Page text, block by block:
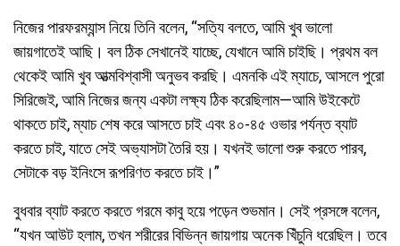
নিজের পারফরম্যান্স নিয়ে তিনি বলেন, “সত্যি বলতে, আমি খুব ভালো
জায়গাতেই আছি। বল ঠিক সেখানেই যাচ্ছে, যেখানে আমি চাইছি। প্রথম বল
থেকেই আমি খুব আত্মবিশ্বাসী অনুভব করছি। এমনকি এই ম্যাচে, আসলে পুরো
সিরিজেই, আমি নিজের জন্য একটা লক্ষ্য ঠিক করেছিলাম—আমি উইকেটে
থাকতে চাই, ম্যাচ শেষ করে আসতে চাই এবং ৪০-৪৫ ওভার পর্যন্ত ব্যাট
করতে চাই, যাতে সেই অভ্যাসটা তৈরি হয়। যখনই ভালো শুরু করতে পারব,
সেটাকে বড় ইনিংসে রূপরিণত করতে চাই।”
বুধবার ব্যাট করতে করতে গরমে কাবু হয়ে পড়েন শুভমান। সেই প্রসঙ্গে বলেন,
“যখন আউট হলাম, তখন শরীরের বিভিন্ন জায়গায় অনেক খিঁচুনি ধরেছিল। তবে